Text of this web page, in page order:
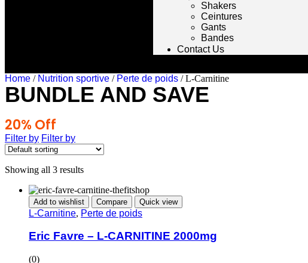
Shakers
Ceintures
Gants
Bandes
Contact Us
Home / Nutrition sportive / Perte de poids / L-Carnitine
BUNDLE AND SAVE
20% Off
Filter by Filter by
Showing all 3 results
Add to wishlist Compare Quick view
L-Carnitine, Perte de poids
Eric Favre – L-CARNITINE 2000mg
(0)